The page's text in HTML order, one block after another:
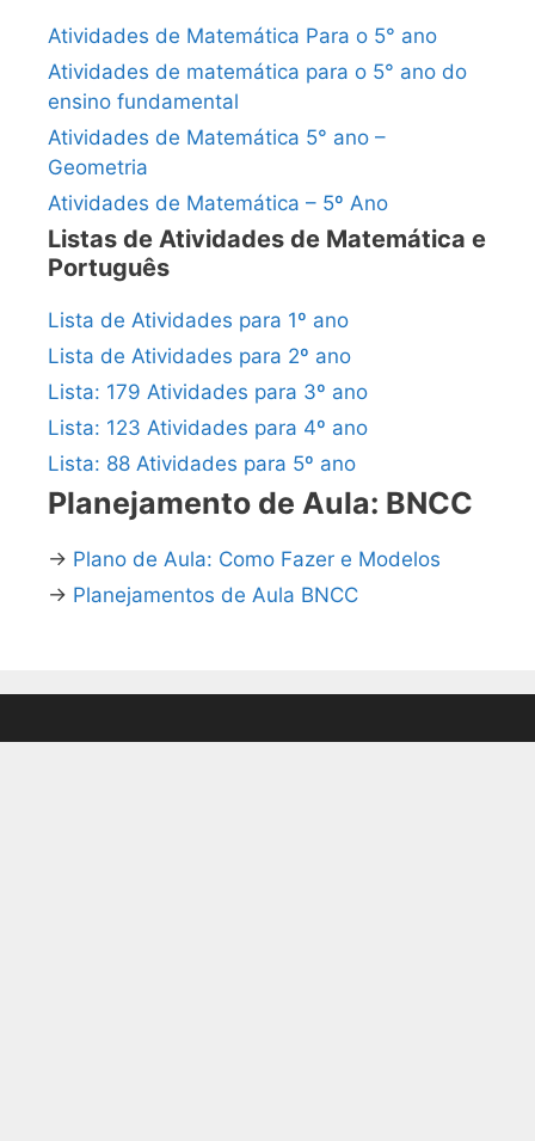
Atividades de Matemática Para o 5° ano
Atividades de matemática para o 5° ano do
ensino fundamental
Atividades de Matemática 5° ano –
Geometria
Atividades de Matemática – 5º Ano
Listas de Atividades de Matemática e
Português
Lista de Atividades para 1º ano
Lista de Atividades para 2º ano
Lista: 179 Atividades para 3º ano
Lista: 123 Atividades para 4º ano
Lista: 88 Atividades para 5º ano
Planejamento de Aula: BNCC
→ Plano de Aula: Como Fazer e Modelos
→ Planejamentos de Aula BNCC